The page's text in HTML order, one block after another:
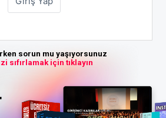
sorun mu yaşıyorsunuz
sıfırlamak için tıklayın